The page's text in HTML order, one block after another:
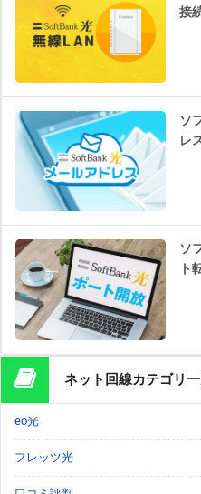
接
ソ
レ
ソ
ト
ネット回線カテゴリ
eo光
フレッツ光